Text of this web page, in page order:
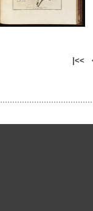
|<<